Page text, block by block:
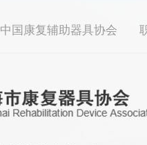
中国康复辅助器具协会